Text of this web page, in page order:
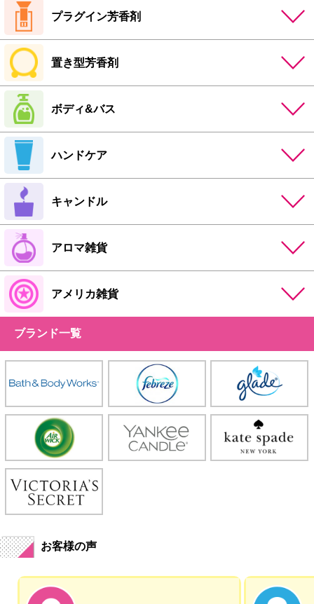
プラグイン芳香剤
置き型芳香剤
ボディ&バス
ハンドケア
キャンドル
アロマ雑貨
アメリカ雑貨
ブランド一覧
お客様の声